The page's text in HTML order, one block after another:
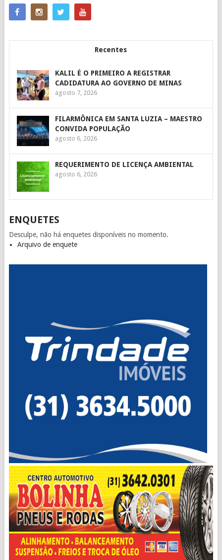
Recentes
KALIL É O PRIMEIRO A REGISTRAR
CADIDATURA AO GOVERNO DE MINAS
agosto 7, 2026
FILARMÔNICA EM SANTA LUZIA – MAESTRO
CONVIDA POPULAÇÃO
agosto 6, 2026
REQUERIMENTO DE LICENÇA AMBIENTAL
agosto 6, 2026
ENQUETES
Desculpe, não há enquetes disponíveis no momento.
Arquivo de enquete